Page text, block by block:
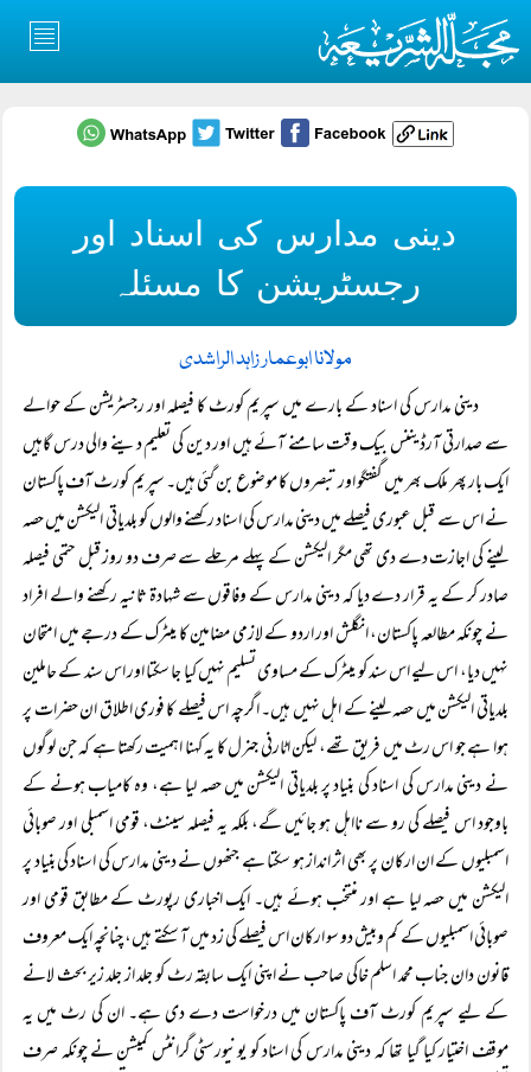
دینی مدارس کی اسناد اور
رجسٹریشن کا مسئلہ
مولانا ابوعمار زاہد الراشدی
دینی مدارس کی اسناد کے بارے میں سپریم کورٹ کا فیصلہ اور رجسٹریشن کے حوالے
سے صدارتی آرڈیننس بیک وقت سامنے آئے ہیں اور دین کی تعلیم دینے والی درس گاہیں
ایک بار پھر ملک بھر میں گفتگو اور تبصروں کا موضوع بن گئی ہیں۔ سپریم کورٹ آف پاکستان
نے اس سے قبل عبوری فیصلے میں دینی مدارس کی اسناد رکھنے والوں کو بلدیاتی الیکشن میں حصہ
لینے کی اجازت دے دی تھی مگر الیکشن کے پہلے مرحلے سے صرف دو روز قبل حتمی فیصلہ
صادر کر کے یہ قرار دے دیا کہ دینی مدارس کے وفاقوں سے شہادۃ ثانیہ رکھنے والے افراد
نے چونکہ مطالعہ پاکستان، انگلش اور اردو کے لازمی مضامین کا میٹرک کے درجے میں امتحان
نہیں دیا، اس لیے اس سند کو میٹرک کے مساوی تسلیم نہیں کیا جا سکتا اور اس سند کے حاملین
بلدیاتی الیکشن میں حصہ لینے کے اہل نہیں ہیں۔ اگرچہ اس فیصلے کا فوری اطلاق ان حضرات پر
ہوا ہے جو اس رٹ میں فریق تھے، لیکن اٹارنی جنرل کا یہ کہنا اہمیت رکھتا ہے کہ جن لوگوں
نے دینی مدارس کی اسناد کی بنیاد پر بلدیاتی الیکشن میں حصہ لیا ہے، وہ کامیاب ہونے کے
باوجود اس فیصلے کی رو سے نااہل ہو جائیں گے، بلکہ یہ فیصلہ سینٹ، قومی اسمبلی اور صوبائی
اسمبلیوں کے ان ارکان پر بھی اثر انداز ہو سکتا ہے جنھوں نے دینی مدارس کی اسناد کی بنیاد پر
الیکشن میں حصہ لیا ہے اور منتخب ہوئے ہیں۔ ایک اخباری رپورٹ کے مطابق قومی اور
صوبائی اسمبلیوں کے کم وبیش دو سو ارکان اس فیصلے کی زد میں آ سکتے ہیں، چنانچہ ایک معروف
قانون دان جناب محمد اسلم خاکی صاحب نے اپنی ایک سابقہ رٹ کو جلد از جلد زیر بحث لانے
کے لیے سپریم کورٹ آف پاکستان میں درخواست دے دی ہے۔ ان کی رٹ میں یہ
موقف اختیار کیا گیا تھا کہ دینی مدارس کی اسناد کو یونیورسٹی گرانٹس کمیشن نے چونکہ صرف